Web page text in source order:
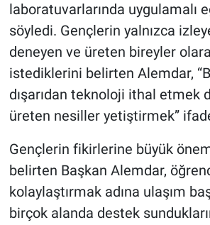
laboratuvarlarında uygulamalı
söyledi. Gençlerin yalnızca
deneyen ve üreten bireyler
istediklerini belirten Alemdar,
dışarıdan teknoloji ithal etmek
üreten nesiller yetiştirmek”
Gençlerin fikirlerine büyük
belirten Başkan Alemdar,
kolaylaştırmak adına ulaşım
birçok alanda destek